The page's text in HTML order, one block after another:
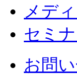
メデ
セミ
お問